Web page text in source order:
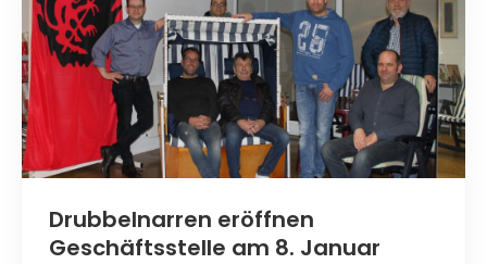
Drubbelnarren eröffnen
Geschäftsstelle am 8. Januar